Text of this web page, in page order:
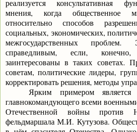
реализуется консультативная
мнения, когда общественное
относительно способов
социальных, экономических,
межгосударственных
справедливым, если,
заинтересованы в таких советах.
советам, политические лидеры,
корректировать решения, методы
Ярким примером
главнокомандующего всеми
Отечественной войны против
фельдмаршала М.И. Кутузова.